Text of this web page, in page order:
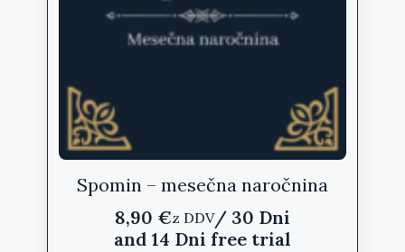
Spomin – mesečna naročnina
8,90 €z DDV/ 30 Dni
and 14 Dni free trial